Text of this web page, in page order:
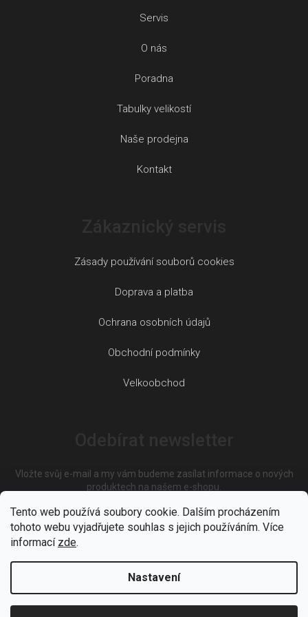
Tento web používá soubory cookie. Dalším procházením
tohoto webu vyjadřujete souhlas s jejich používáním. Více
informací zde.
Nastavení
Servis
O nás
Poradna
Tabulky velikostí
Naše prodejna
Kontakt
Zásady používání souborů cookies
Doprava a platba
Ochrana osobních údajů
Obchodní podmínky
Velkoobchod
Vložte svůj e-mail a my vám budeme zasílat informace o nových
produktech na našem e-shopu.
E-mail
Vložením e-mailu souhlasíte spodmínkami ochrany osobních
údajů